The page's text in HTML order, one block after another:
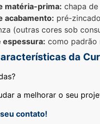
matéria-prima: chapa de
acabamento: pré-
(outras cores sob
espessura: como padrão
da
a melhorar o seu
contato!